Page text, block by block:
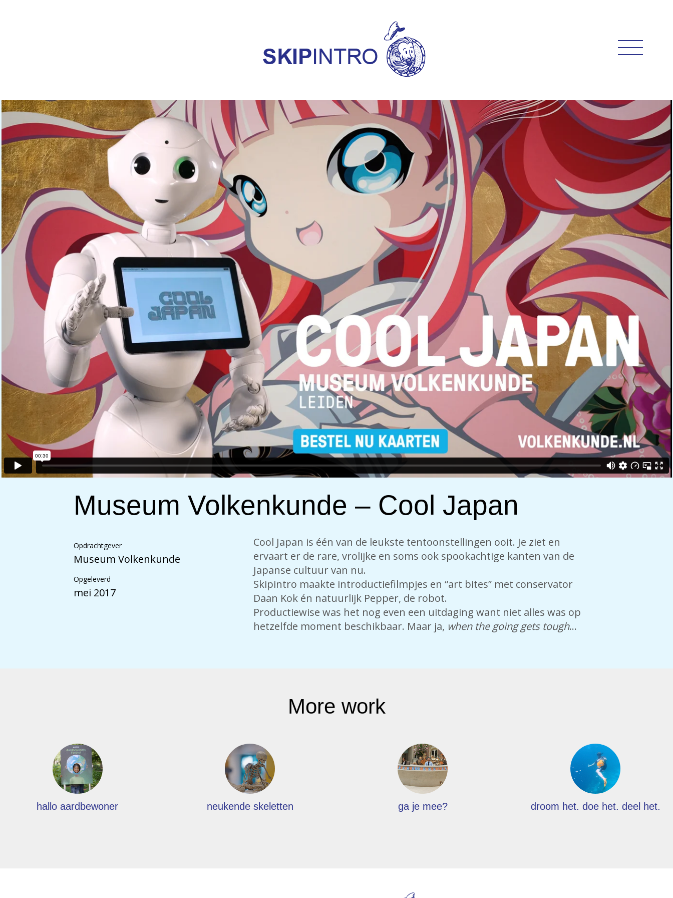
Museum Volkenkunde – Cool Japan
Opdrachtgever
Museum Volkenkunde
Opgeleverd
mei 2017
Cool Japan is één van de leukste tentoonstellingen ooit. Je ziet en
ervaart er de rare, vrolijke en soms ook spookachtige kanten van de
Japanse cultuur van nu.
Skipintro maakte introductiefilmpjes en “art bites” met conservator
Daan Kok én natuurlijk Pepper, de robot.
Productiewise was het nog even een uitdaging want niet alles was op
hetzelfde moment beschikbaar. Maar ja, when the going gets tough…
More work
hallo aardbewoner neukende skeletten ga je mee? droom het. doe het. deel het.